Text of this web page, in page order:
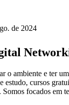
de 2024
o ambiente e ter
estudo, cursos
Somos focados em